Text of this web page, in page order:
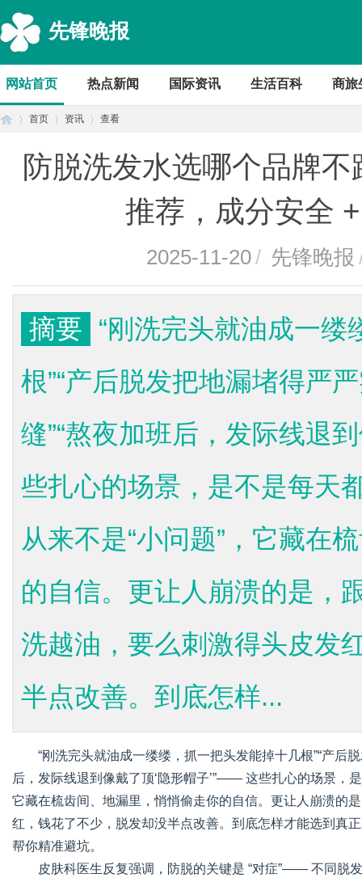
先锋晚报
网站首页 热点新闻 国际资讯 生活百科 商旅
首页 资讯 查看
防脱洗发水选哪个品牌
推荐，成分安全
2025-11-20/ 先锋晚报
摘要
“刚洗完头就油成一
根”“产后脱发把地漏堵得严
缝”“熬夜加班后，发际线退
些扎心的场景，是不是每天
从来不是“小问题”，它藏在
的自信。更让人崩溃的是，
洗越油，要么刺激得头皮发
半点改善。到底怎样...
“刚洗完头就油成一缕缕，抓一把头发能掉十几根”“产后
后，发际线退到像戴了顶‘隐形帽子’”—— 这些扎心的场景，
它藏在梳齿间、地漏里，悄悄偷走你的自信。更让人崩溃的
红，钱花了不少，脱发却没半点改善。到底怎样才能选到真
帮你精准避坑。
皮肤科医生反复强调，防脱的关键是 “对症”—— 不同脱